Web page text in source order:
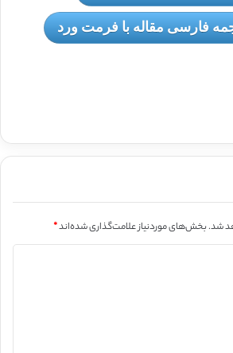
فارسی مقاله با فرمت ورد
شد.بخش‌های موردنیاز علامت‌گذاری شده‌اند*